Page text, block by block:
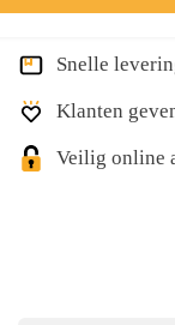
Gratis
Snelle
Klanten
Veilig online